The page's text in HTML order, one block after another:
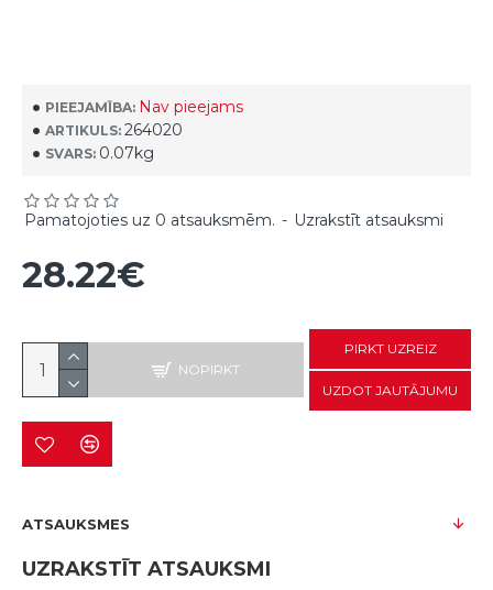
PIEEJAMĪBA: Nav pieejams
ARTIKULS: 264020
SVARS: 0.07kg
Pamatojoties uz 0 atsauksmēm. - Uzrakstīt atsauksmi
28.22€
NOPIRKT
PIRKT UZREIZ
UZDOT JAUTĀJUMU
ATSAUKSMES
UZRAKSTĪT ATSAUKSMI